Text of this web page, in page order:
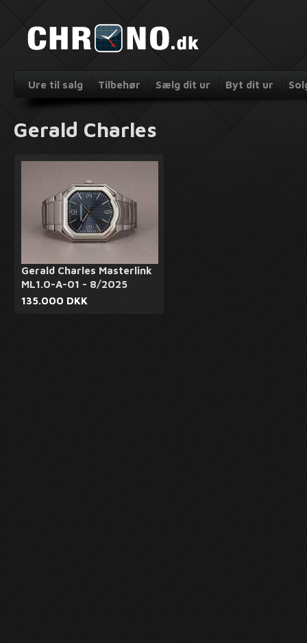
Ure til salg Tilbehør Sælg dit ur Byt dit ur
Gerald Charles
Gerald Charles Masterlink
ML1.0-A-01 - 8/2025
135.000 DKK